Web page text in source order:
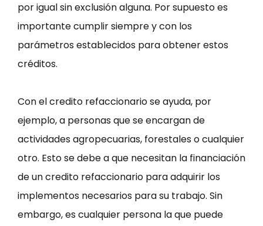
por igual sin exclusión alguna. Por supuesto es
importante cumplir siempre y con los
parámetros establecidos para obtener estos
créditos.
Con el credito refaccionario se ayuda, por
ejemplo, a personas que se encargan de
actividades agropecuarias, forestales o cualquier
otro. Esto se debe a que necesitan la financiación
de un credito refaccionario para adquirir los
implementos necesarios para su trabajo. Sin
embargo, es cualquier persona la que puede